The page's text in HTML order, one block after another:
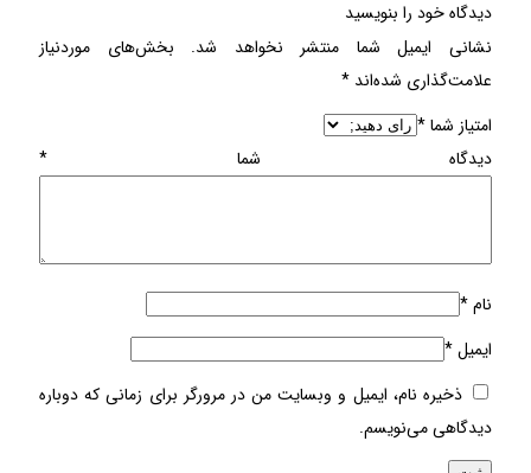
دیدگاه خود را بنویسید
نشانی ایمیل شما منتشر نخواهد شد.
بخش‌های موردنیاز
علامت‌گذاری شده‌اند *
امتیاز شما*
دیدگاه شما *
نام*
ایمیل*
ذخیره نام، ایمیل و وبسایت من در مرورگر برای زمانی که دوباره
دیدگاهی می‌نویسم.